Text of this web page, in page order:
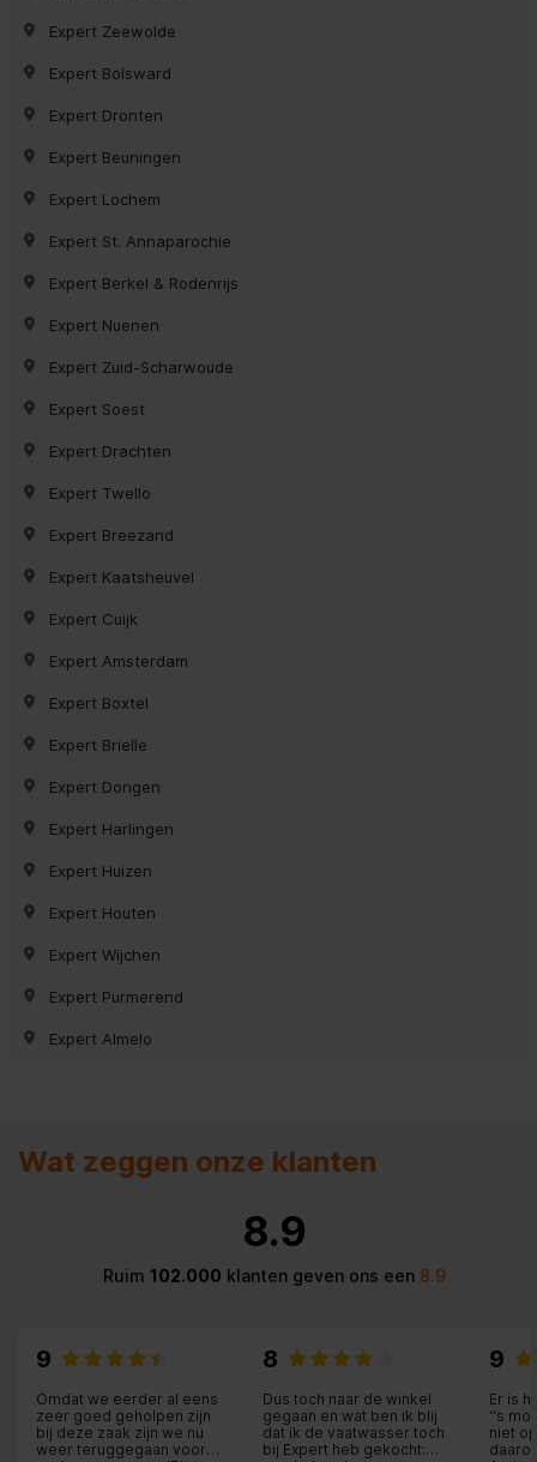
Expert Zeewolde
Expert Bolsward
Expert Dronten
Expert Beuningen
Expert Lochem
Expert St. Annaparochie
Expert Berkel & Rodenrijs
Expert Nuenen
Expert Zuid-Scharwoude
Expert Soest
Expert Drachten
Expert Twello
Expert Breezand
Expert Kaatsheuvel
Expert Cuijk
Expert Amsterdam
Expert Boxtel
Expert Brielle
Expert Dongen
Expert Harlingen
Expert Huizen
Expert Houten
Expert Wijchen
Expert Purmerend
Expert Almelo
Wat zeggen onze klanten
8.9
Ruim 102.000 klanten geven ons een8.9
9
Omdat we eerder al eens
zeer goed geholpen zijn
bij deze zaak zijn we nu
weer teruggegaan voor
8
Dus toch naar de winkel
gegaan en wat ben ik blij
dat ik de vaatwasser toch
bij Expert heb gekocht:
9
Er is
‘‘s
niet